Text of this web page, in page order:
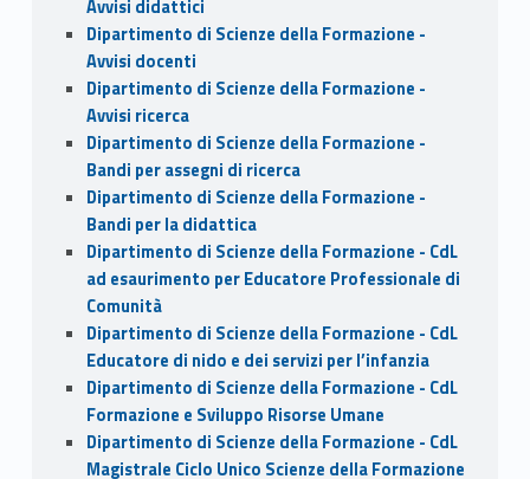
Avvisi didattici
Dipartimento di Scienze della Formazione -
Avvisi docenti
Dipartimento di Scienze della Formazione -
Avvisi ricerca
Dipartimento di Scienze della Formazione -
Bandi per assegni di ricerca
Dipartimento di Scienze della Formazione -
Bandi per la didattica
Dipartimento di Scienze della Formazione - CdL
ad esaurimento per Educatore Professionale di
Comunità
Dipartimento di Scienze della Formazione - CdL
Educatore di nido e dei servizi per l’infanzia
Dipartimento di Scienze della Formazione - CdL
Formazione e Sviluppo Risorse Umane
Dipartimento di Scienze della Formazione - CdL
Magistrale Ciclo Unico Scienze della Formazione